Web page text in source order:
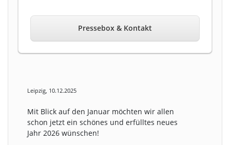
Pressebox & Kontakt
Leipzig, 10.12.2025
Mit Blick auf den Januar möchten wir allen
schon jetzt ein schönes und erfülltes neues
Jahr 2026 wünschen!